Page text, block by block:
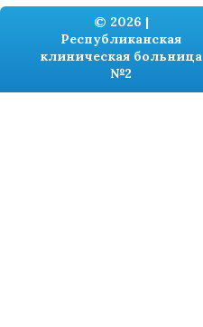
© 2026 |
Республиканская
клиническая больница
№2